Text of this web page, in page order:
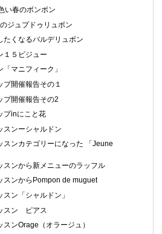
い春のボンボン
ジュプドゥリュボン
たくなるバルデリュボン
１５ビジュー
マニフィーク」
プ開催報告その１
プ開催報告その2
プinにこと花
スンーシャルドン
スンカテゴリーになった 「Jeune
スンから新メニューのラッフル
スンからPompon de muguet
ン「シャルドン」
スン ピアス
ンOrage（オラージュ）